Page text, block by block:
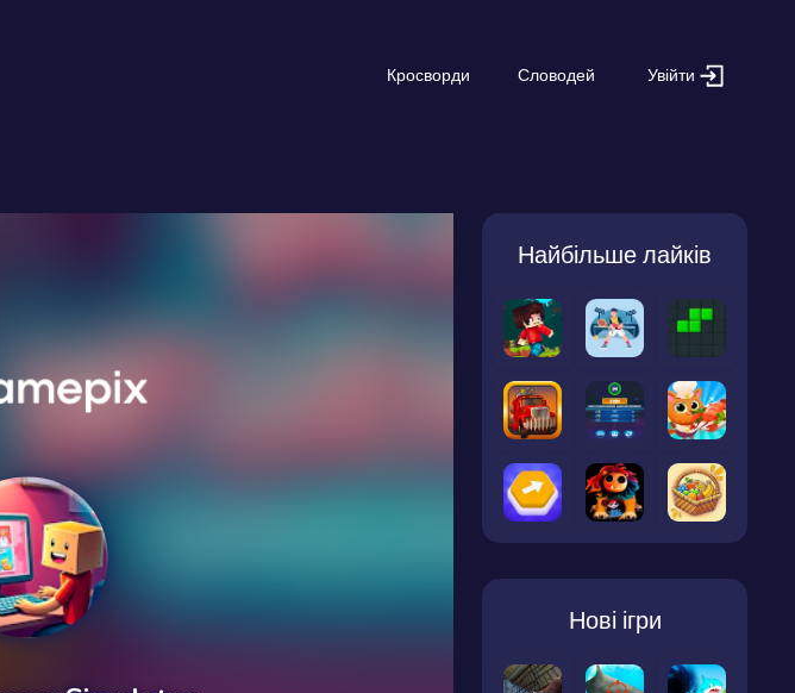
Кросворди Словодей Увійти
Найбільше лайків
Нові ігри